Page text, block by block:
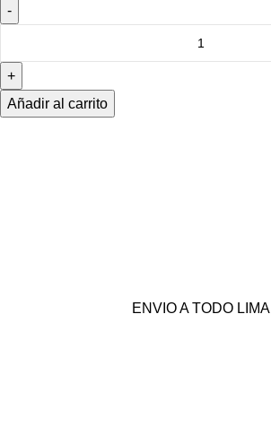
Añadir al carrito
ENVIO A TODO LIMA